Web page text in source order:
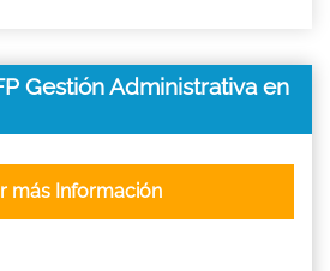
Gestión Administrativa en
más Información